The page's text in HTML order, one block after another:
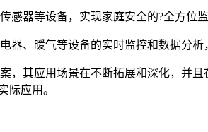
感器等设备，实现家庭安全的?全方位
器、暖气等设备的实时监控和数据分析
，其应用场景在不断拓展和深化，并
际应用。